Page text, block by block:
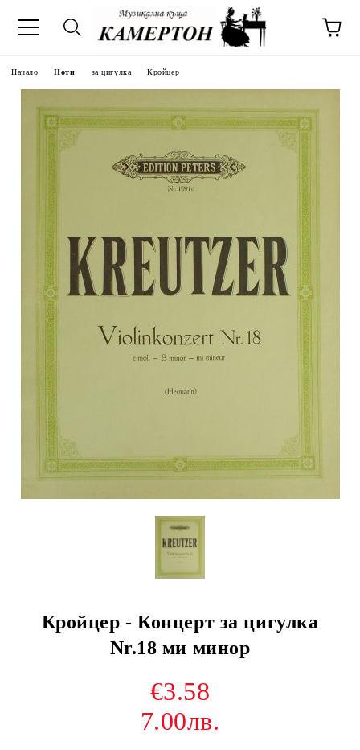
Начало Ноти за цигулка Кройцер
Кройцер - Концерт за цигулка
Nr.18 ми минор
€3.58
7.00лв.